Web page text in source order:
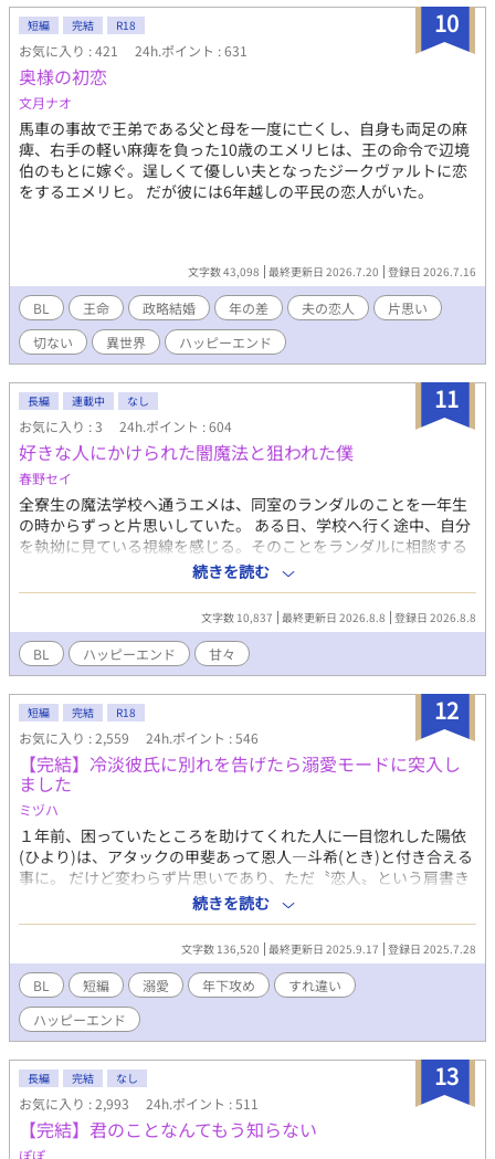
10
短編 完結 R18
お気に入り : 421 24h.ポイント : 631
奥様の初恋
文月ナオ
馬車の事故で王弟である父と母を一度に亡くし、自身も両足の麻
痺、右手の軽い麻痺を負った10歳のエメリヒは、王の命令で辺境
伯のもとに嫁ぐ。逞しくて優しい夫となったジークヴァルトに恋
をするエメリヒ。 だが彼には6年越しの平民の恋人がいた。
文字数 43,098 最終更新日 2026.7.20 登録日 2026.7.16
BL 王命 政略結婚 年の差 夫の恋人
片思い
切ない
異世界 ハッピーエンド
11
長編 連載中 なし
お気に入り : 3 24h.ポイント : 604
好きな人にかけられた闇魔法と狙われた僕
春野セイ
全寮生の魔法学校へ通うエメは、同室のランダルのことを一年生
の時からずっと片思いしていた。 ある日、学校へ行く途中、自分
を執拗に見ている視線を感じる。そのことをランダルに相談する
と、彼が、恋人のフリをしてやろうか、と言ってくれる。 飛び跳
ねる程嬉しいエメだったが、執拗に見てくる視線から、嫌がらせ
など、行為はエスカレートしていき、ランダルも守ってくれる
が、相手の方が一枚上手だった。 そこへ、クラスメートのギー
が、図書室で闇の魔導書を発見して、ネズミに惚れさせようとす
ると、誤ってランダルに魔法をかけてしまう。 闇の魔法に支配さ
れたランダルとストーカーに悩むエメの問題など、様々なトラブ
ルが寮で起こる。 エメとランダルの魔法学校を舞台にした恋愛、
BLファンタジーです。
続きを読む
文字数 10,837 最終更新日 2026.8.8 登録日 2026.8.8
BL ハッピーエンド 甘々
12
短編 完結 R18
お気に入り : 2,559 24h.ポイント : 546
【完結】冷淡彼氏に別れを告げたら溺愛モードに突入し
ました
ミヅハ
１年前、困っていたところを助けてくれた人に一目惚れした陽依
(ひより)は、アタックの甲斐あって恩人―斗希(とき)と付き合える
事に。 だけど変わらず片思いであり、ただ〝恋人〟という肩書き
があるだけの関係を最初は受け入れていた陽依だったが、１年経
っても変わらない事にそろそろ先を考えるべきかと思い悩む。 そ
の矢先にとある光景を目撃した陽依は、このまま付き合っていく
べきではないと覚悟を決めて別れとも取れるメッセージを送った
のだが、斗希が訪れ⋯。 イケメンクールな年下溺愛攻×健気な年
上受 ※印は性的描写あり
続きを読む
文字数 136,520 最終更新日 2025.9.17 登録日 2025.7.28
BL 短編 溺愛 年下攻め
すれ違い
ハッピーエンド
13
長編 完結 なし
お気に入り : 2,993 24h.ポイント : 511
【完結】君のことなんてもう知らない
ぽぽ